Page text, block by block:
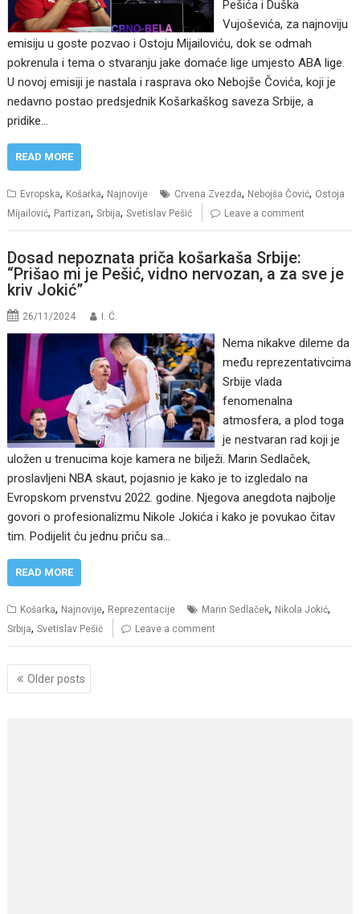
Pešića i Duška
Vujoševića, za najnoviju
emisiju u goste pozvao i Ostoju Mijailoviću, dok se odmah
pokrenula i tema o stvaranju jake domaće lige umjesto ABA lige.
U novoj emisiji je nastala i rasprava oko Nebojše Čovića, koji je
nedavno postao predsjednik Košarkaškog saveza Srbije, a
pridike…
READ MORE
Evropska, Košarka, Najnovije Crvena Zvezda, Nebojša Čović, Ostoja
Mijailović, Partizan,Srbija,Svetislav Pešić Leave a comment
Dosad nepoznata priča košarkaša Srbije:
“Prišao mi je Pešić, vidno nervozan, a za sve je
kriv Jokić”
26/11/2024 I. Ć.
Nema nikakve dileme da
među reprezentativcima
Srbije vlada
fenomenalna
atmosfera, a plod toga
je nestvaran rad koji je
uložen u trenucima koje kamera ne bilježi. Marin Sedlaček,
proslavljeni NBA skaut, pojasnio je kako je to izgledalo na
Evropskom prvenstvu 2022. godine. Njegova anegdota najbolje
govori o profesionalizmu Nikole Jokića i kako je povukao čitav
tim. Podijelit ću jednu priču sa…
READ MORE
Košarka, Najnovije, Reprezentacije Marin Sedlaček, Nikola Jokić,
Srbija,Svetislav Pešić Leave a comment
Posts
navigation
Older posts